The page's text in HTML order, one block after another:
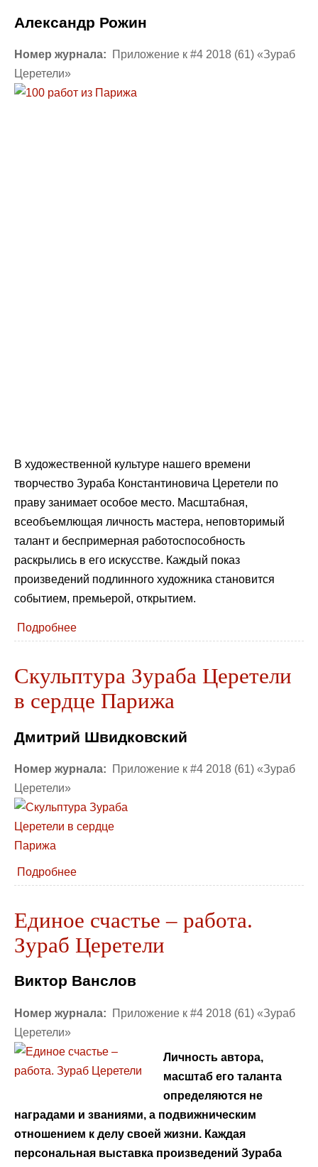
Александр Рожин
Номер журнала:
Приложение к #4 2018 (61) «Зураб
Церетели»
В художественной культуре нашего времени
творчество Зураба Константиновича Церетели по
праву занимает особое место. Масштабная,
всеобъемлющая личность мастера, неповторимый
талант и беспримерная работоспособность
раскрылись в его искусстве. Каждый показ
произведений подлинного художника становится
событием, премьерой, открытием.
Подробнее
Скульптура Зураба Церетели
в сердце Парижа
Дмитрий Швидковский
Номер журнала:
Приложение к #4 2018 (61) «Зураб
Церетели»
Подробнее
Единое счастье – работа.
Зураб Церетели
Виктор Ванслов
Номер журнала:
Приложение к #4 2018 (61) «Зураб
Церетели»
Личность автора,
масштаб его таланта
определяются не
наградами и званиями, а подвижническим
отношением к делу своей жизни. Каждая
персональная выставка произведений Зураба